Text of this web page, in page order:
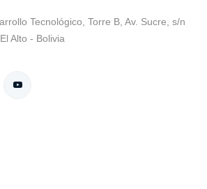
Tecnológico, Torre B, Av. Sucre, s/n
Alto - Bolivia